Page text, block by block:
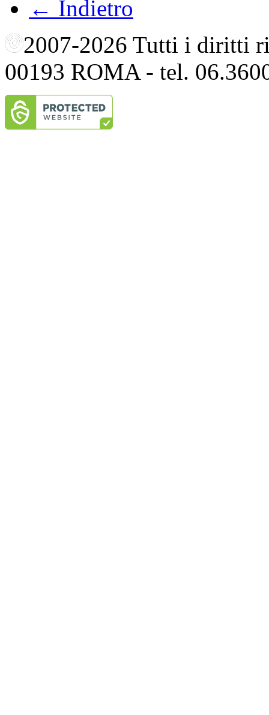
← Indietro
2007-2026 Tutti i diritti
00193 ROMA - tel.